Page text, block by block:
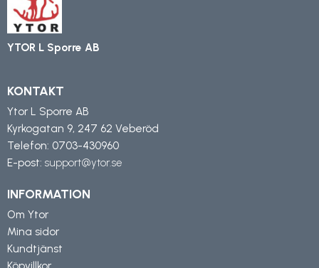
YTOR L Sporre AB
KONTAKT
Ytor L Sporre AB
Kyrkogatan 9, 247 62 Veberöd
Telefon: 0703-430960
E-post: support@ytor.se
INFORMATION
Om Ytor
Mina sidor
Kundtjänst